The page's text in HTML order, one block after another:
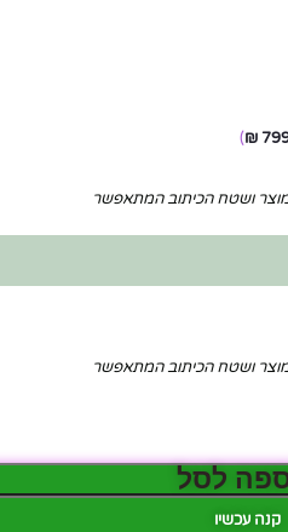
₪
)
ושטח הכיתוב המתאפשר
ושטח הכיתוב המתאפשר
לסל
קנה עכשיו